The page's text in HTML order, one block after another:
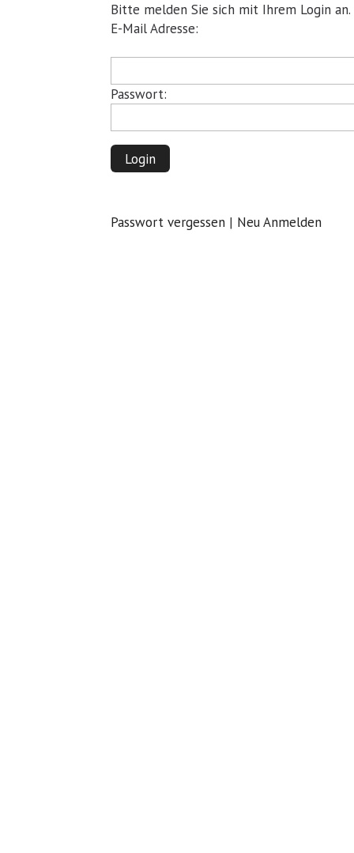
Bitte melden Sie sich mit Ihrem Login an.
Pflichtfeld
E-Mail Adresse:
Pflichtfeld
Passwort:
Login
Passwort vergessen | Neu Anmelden